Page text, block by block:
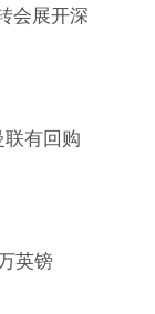
会展开深
联有回购
英镑